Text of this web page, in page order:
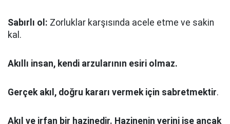
Sabırlı ol: Zorluklar karşısında acele etme ve sakin
kal.
Akıllı insan, kendi arzularının esiri olmaz.
Gerçek akıl, doğru kararı vermek için sabretmektir.
Akıl ve irfan bir hazinedir. Hazinenin yerini ise ancak